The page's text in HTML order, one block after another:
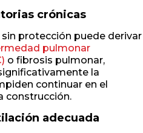
crónicas
protección puede derivar
pulmonar
o fibrosis pulmonar,
la
continuar en el
construcción.
adecuada